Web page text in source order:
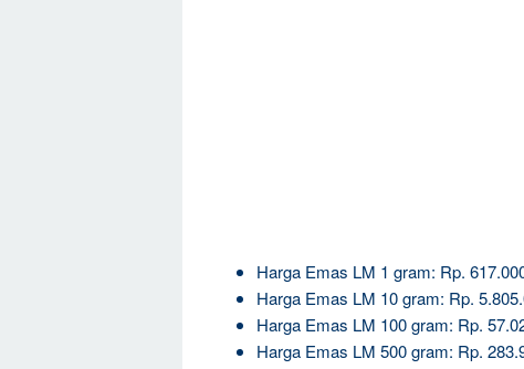
Harga Emas LM 1 gram: Rp.
Harga Emas LM 10 gram: Rp.
Harga Emas LM 100 gram: Rp.
Harga Emas LM 500 gram: Rp.